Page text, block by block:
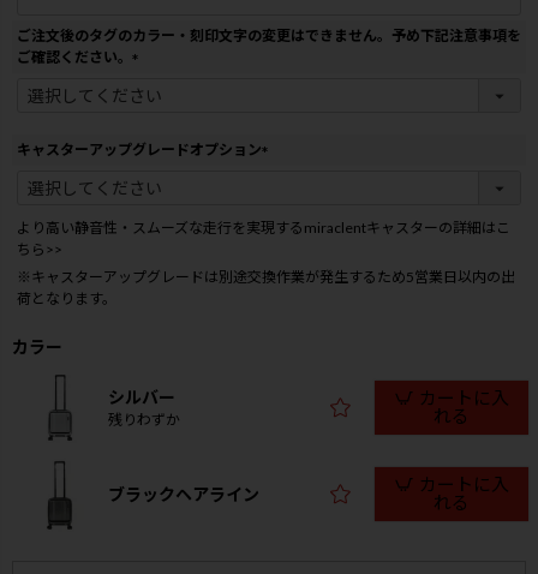
ご注文後のタグのカラー・刻印文字の変更はできません。予め下記注意事項を
ご確認ください。
必
)
キャスターアップグレードオプション
須
より高い静音性・スムーズな走行を実現するmiraclentキャスターの詳細はこ
ちら>>
※キャスターアップグレードは別途交換作業が発生するため5営業日以内の出
荷となります。
カラー
シルバー
残りわずか
カートに入
れる
ブラックヘアライン
カートに入
れる